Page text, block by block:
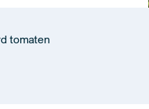
tomaten